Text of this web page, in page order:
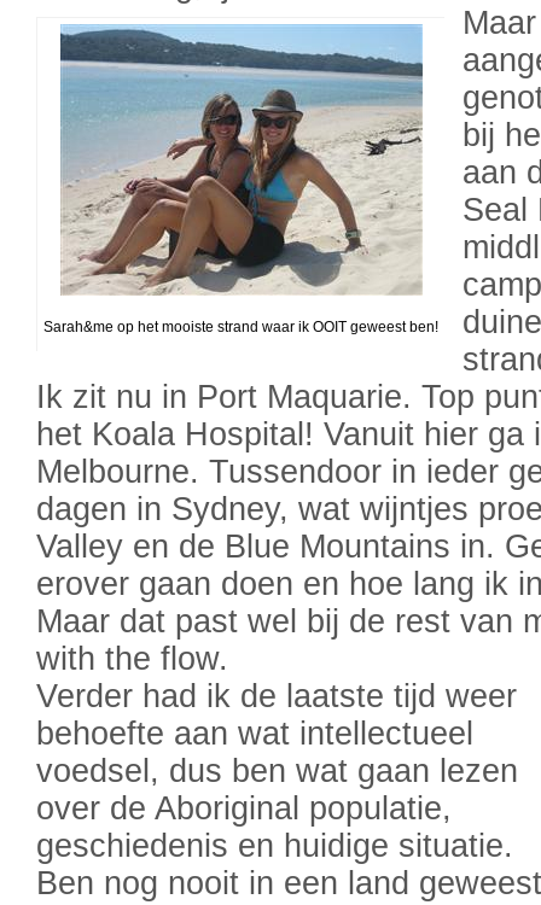
Sarah&me op het mooiste strand waar ik OOIT geweest ben!
bij
aan
Seal
Ik zit nu in Port Maquarie. Top
het Koala Hospital! Vanuit hier ga
Melbourne. Tussendoor in ieder
dagen in Sydney, wat wijntjes
Valley en de Blue Mountains in.
erover gaan doen en hoe lang ik
Maar dat past wel bij de rest van
with the flow.
Verder had ik de laatste tijd weer
behoefte aan wat intellectueel
voedsel, dus ben wat gaan lezen
over de Aboriginal populatie,
geschiedenis en huidige situatie.
Ben nog nooit in een land geweest